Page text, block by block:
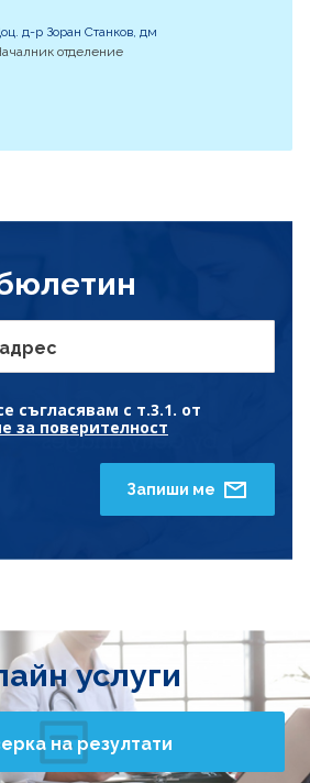
д-р Зоран Станков, дм
отделение
съгласявам с т.3.1. от
за поверителност
Запиши ме
услуги
на резултати